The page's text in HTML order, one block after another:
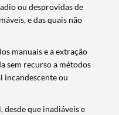
ou desprovidas de
e das quais não
manuais e a extração
sem recurso a métodos
incandescente ou
que inadiáveis e